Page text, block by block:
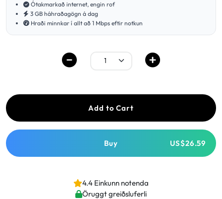
Ótakmarkað internet, engin rof
3 GB háhraðagögn á dag
Hraði minnkar í allt að 1 Mbps eftir notkun
Add to Cart
Buy US$26.59
4.4 Einkunn notenda
Öruggt greiðsluferli